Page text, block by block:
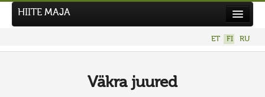
HIITE MAJA
ET FI RU
Väkra juured